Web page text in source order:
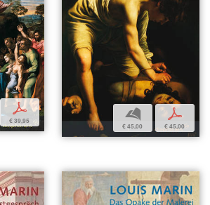
p
€ 39,95 b
€ 45,00
p
€ 45,00